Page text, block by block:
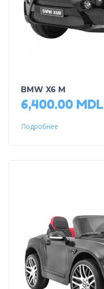
BMW X6 M
6,400.00 MDL
Подробнее